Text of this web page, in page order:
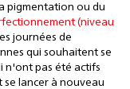
pigmentation ou du
(niveau
journées de
qui souhaitent se
n'ont pas été actifs
lancer à nouveau